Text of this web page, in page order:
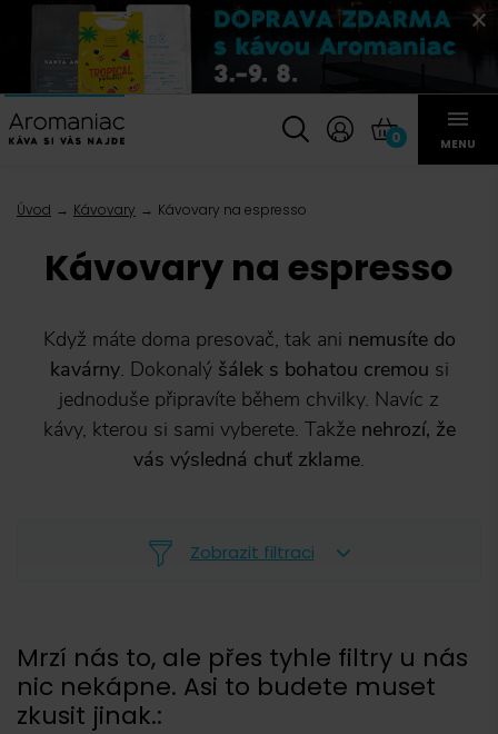
0 MENU
Úvod Kávovary Kávovary na espresso
Kávovary na espresso
Když máte doma presovač, tak ani nemusíte do
kavárny. Dokonalý šálek s bohatou cremou si
jednoduše připravíte během chvilky. Navíc z
kávy, kterou si sami vyberete. Takže nehrozí, že
vás výsledná chuť zklame.
Zobrazit filtraci
-
Mrzí nás to, ale přes tyhle filtry u nás
nic nekápne. Asi to budete muset
zkusit jinak.: